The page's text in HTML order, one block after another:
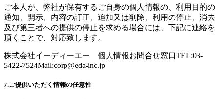
ご本人が、弊社が保有するご自身の個人情報の、利用目的の
通知、開示、内容の訂正、追加又は削除、利用の停止、消去
及び第三者への提供の停止を求める場合には、下記に連絡を
頂くことで、対応致します。
株式会社イーディーエー 個人情報お問合せ窓口TEL:03-
5422-7524Mail:corp@eda-inc.jp
7.ご提供いただく情報の任意性